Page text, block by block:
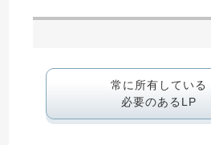
常に所有している
必要のあるLP